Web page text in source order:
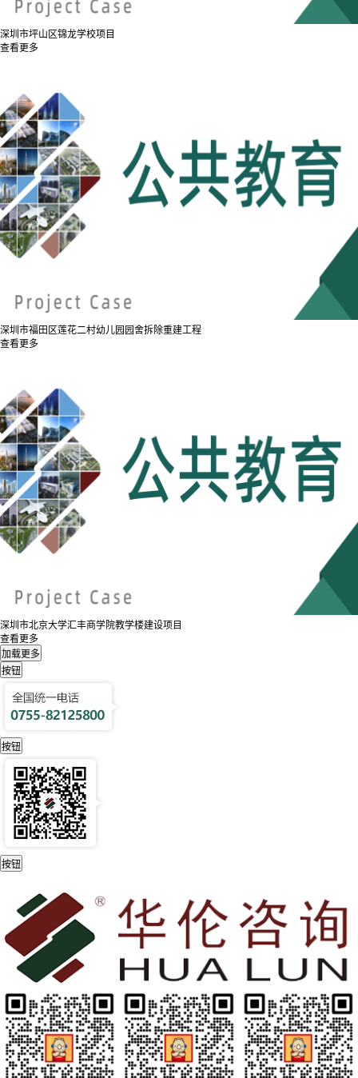
深圳市坪山区锦龙学校项目
查看更多
深圳市福田区莲花二村幼儿园园舍拆除重建工程
查看更多
深圳市北京大学汇丰商学院教学楼建设项目
查看更多